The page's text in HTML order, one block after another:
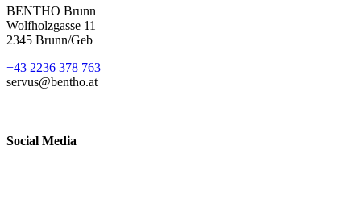
BENTHO Brunn
Wolfholzgasse 11
2345 Brunn/Geb
+43 2236 378 763
servus@bentho.at
Social Media